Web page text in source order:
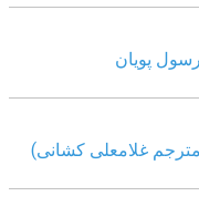
پویان
غلامعلی کشانی)